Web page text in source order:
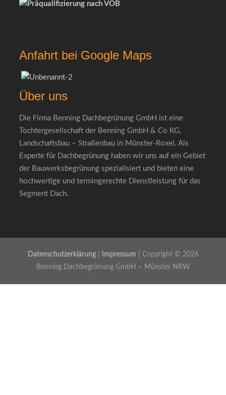
Anfahrt bei Google Maps
Über uns
Die Firma Benning Dachbegrünung GmbH ist eine
Tochtergesellschaft der Benning GmbH & Co KG,
Landschaftsbau – Straßenbau in Münster-Roxel. Als
Experte für Dachbegrünung haben wir uns auf ein Gebiet
der Bauwerksbegrünung spezialisiert und bieten eine
hochwertige und termingerechte Dienstleistung für das
Segment Dach.
Datenschutzerklärung| Impressum | Copyright © 2026
Benning Dachbegrünung GmbH – Münster NRW